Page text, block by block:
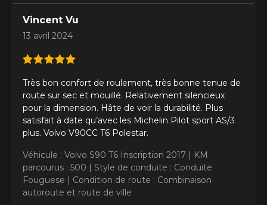
Vincent Vu
13 avril 2024
Très bon confort de roulement, très bonne tenue de
route sur sec et mouillé. Relativement silencieux
pour la dimension. Hâte de voir la durabilité. Plus
satisfait à date qu’avec les Michelin Pilot sport AS/3
plus. Volvo V90CC T6 Polestar.
Véhicule : Volvo S90 T6 Inscription 2017 | KM
parcourus : 500 | Style de conduite : Conduite
Fouguese | Condition de route : Combinaison
autoroute et route de ville
AJOUTER UN AVIS
Votre avis concernant le
EXTREME​CONTACT DWS 06
PLUS